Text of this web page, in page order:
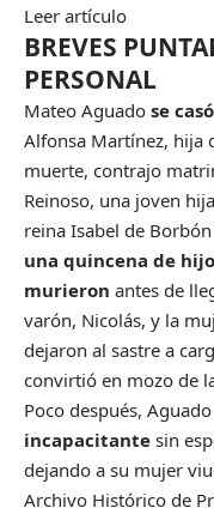
Leer artículo
BREVES
PERSONAL
Mateo Aguado se
Alfonsa Martínez, hija
muerte, contrajo
Reinoso, una joven
reina Isabel de
una quincena de
murieron antes de
varón, Nicolás, y la
dejaron al sastre a
convirtió en mozo de
Poco después,
incapacitante sin
dejando a su mujer
Archivo Histórico de